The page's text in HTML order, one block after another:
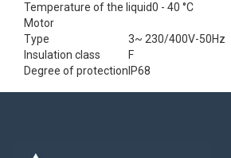
Temperature of the liquid0 - 40 °C
Motor
Type
3~ 230/400V-50Hz
Insulation class
F
Degree of protection IP68